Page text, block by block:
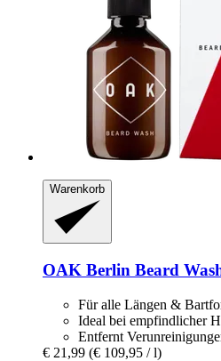
Warenkorb
OAK Berlin Beard
Für alle Längen &
Ideal bei empfindlicher
Entfernt
€ 21,99 (€ 109,95 / l)